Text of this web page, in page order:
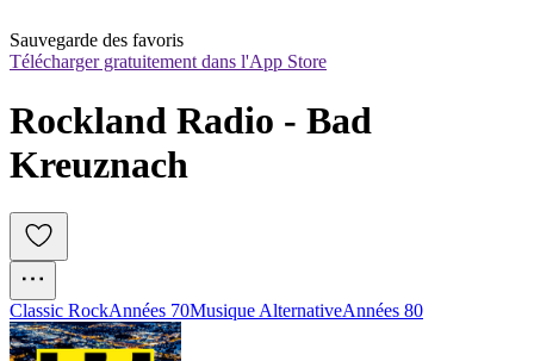
Sauvegarde des favoris
Télécharger gratuitement dans l'App Store
Rockland Radio - Bad
Kreuznach
Classic RockAnnées 70Musique AlternativeAnnées 80